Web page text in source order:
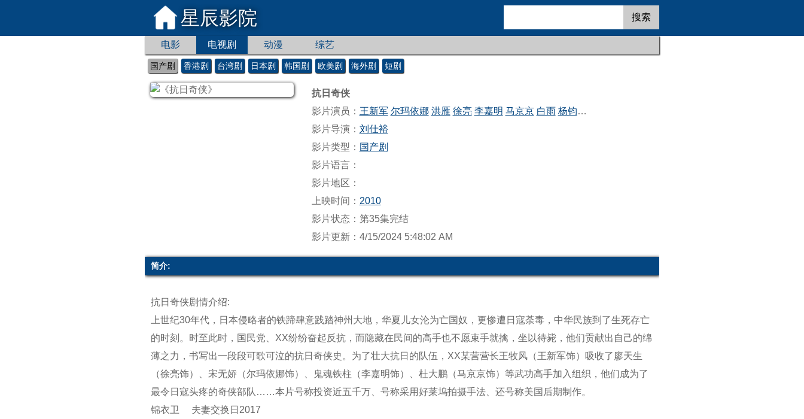
星辰影院 搜索
电影 电视剧 动漫 综艺
国产剧 香港剧 台湾剧 日本剧 韩国剧 欧美剧 海外剧 短剧
抗日奇侠
影片演员： 王新军 尔玛依娜 洪雁 徐亮 李嘉明 马京京 白雨 杨钧丞
影片导演： 刘仕裕
影片类型： 国产剧
影片语言：
影片地区：
上映时间： 2010
影片状态：第35集完结
影片更新：4/15/2024 5:48:02 AM
简介:
抗日奇侠剧情介绍:
上世纪30年代，日本侵略者的铁蹄肆意践踏神州大地，华夏儿女沦为亡国奴，更惨遭日寇荼毒，中华民族到了生死存亡
的时刻。时至此时，国民党、XX纷纷奋起反抗，而隐藏在民间的高手也不愿束手就擒，坐以待毙，他们贡献出自己的绵
薄之力，书写出一段段可歌可泣的抗日奇侠史。为了壮大抗日的队伍，XX某营营长王牧风（王新军饰）吸收了廖天生
（徐亮饰）、宋无娇（尔玛依娜饰）、鬼魂铁柱（李嘉明饰）、杜大鹏（马京京饰）等武功高手加入组织，他们成为了
最令日寇头疼的奇侠部队……本片号称投资近五千万、号称采用好莱坞拍摄手法、还号称美国后期制作。
锦衣卫
夫妻交换日2017